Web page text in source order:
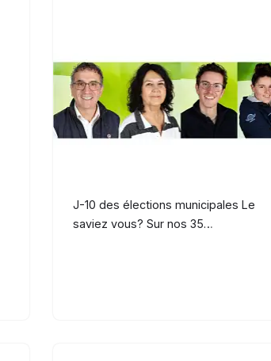
J-10 des élections municipales Le
saviez vous? Sur nos 35…